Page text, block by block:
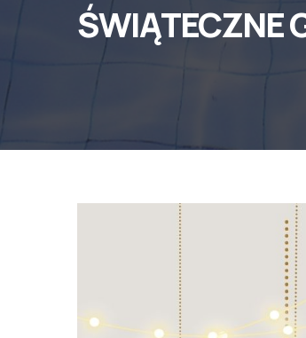
ŚWIĄTECZNE